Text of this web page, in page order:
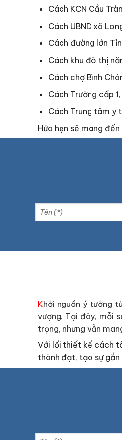
Cách KCN Cầu
Cách UBND xã
Cách đường lớn
Cách khu đô thị
Cách chợ Bình
Cách Trường cấp
Cách Trung tâm y
Hứa hẹn sẽ mang
Khởi nguồn ý tưởng
vượng. Tại đây, mỗi
trọng, nhưng vẫn
Với lối thiết kế cách
thành đạt, tạo sự